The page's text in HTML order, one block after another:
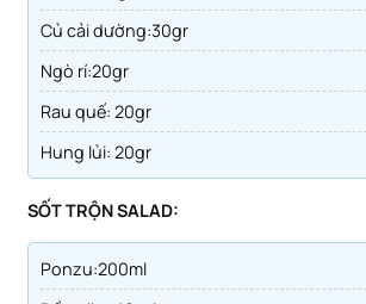
củ cải dường:30gr
ngò rí:20gr
Rau quế: 20gr
Hung lủi: 20gr
SỐT TRỘN SALAD:
Ponzu:200ml